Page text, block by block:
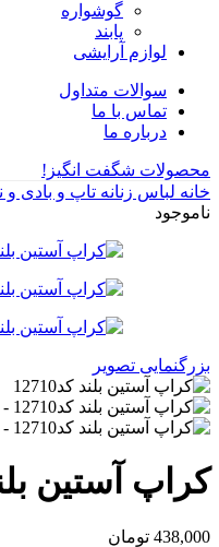
گوشواره
پابند
لوازم آرایشی
سوالات متداول
تماس با ما
درباره ما
محصولات شگفت انگیز!
خانه لباس زنانه تاپ و بادی و
ناموجود
بزرگنمایی تصویر
کراپ آستین بلند
438,000 تومان